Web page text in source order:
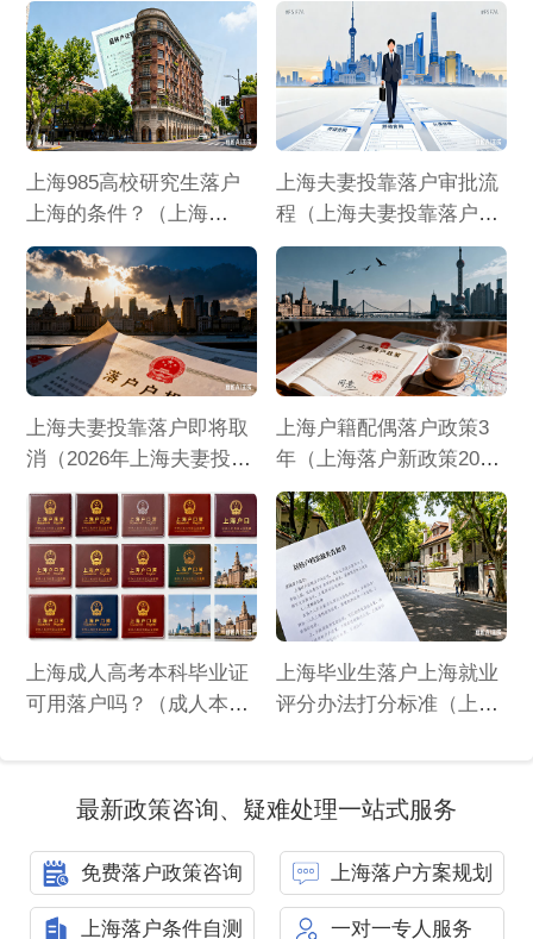
上海985高校研究生落户
上海的条件？（上海
985211研究生可以落户
吗）
上海夫妻投靠落户审批流
程（上海夫妻投靠落户审
批流程及时间）
上海夫妻投靠落户即将取
消（2026年上海夫妻投靠
落户新政）
上海户籍配偶落户政策3
年（上海落户新政策2026
年 配偶）
上海成人高考本科毕业证
可用落户吗？（成人本科
上海毕业生落户上海就业
评分办法打分标准（上海
最新政策咨询、疑难处理一站式服务
免费落户政策咨询 上海落户方案规划
上海落户条件自测 一对一专人服务